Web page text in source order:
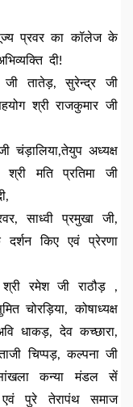
प्रवर का कॉलेज के
दी!
जी तातेड़, सुरेन्द्र जी
श्री राजकुमार जी
चंड़ालिया,तेयुप अध्यक्ष
मति प्रतिमा जी
साध्वी प्रमुखा जी,
दर्शन किए एवं प्रेरणा
रमेश जी राठौड़ ,
चोरड़िया, कोषाध्यक्ष
धाकड़, देव कच्छारा,
चिप्पड़, कल्पना जी
सांखला कन्या मंडल सें
एवं पुरे तेरापंथ समाज